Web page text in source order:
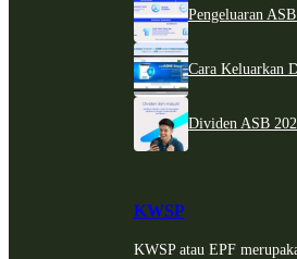
Pengeluaran
Cara Keluarkan
Dividen ASB
KWSP
KWSP atau EPF